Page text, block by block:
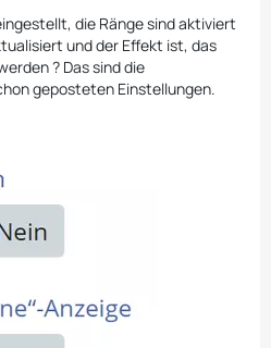
die Ränge sind aktiviert
und der Effekt ist, das
? Das sind die
geposteten Einstellungen.